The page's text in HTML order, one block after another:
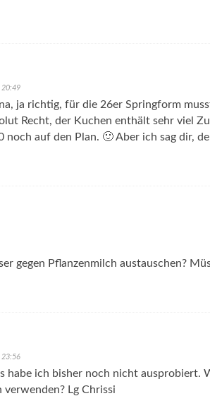
20:49
ja richtig, für die 26er Springform
Recht, der Kuchen enthält sehr viel
noch auf den Plan. 🙂 Aber ich sag dir,
gegen Pflanzenmilch austauschen?
23:56
habe ich bisher noch nicht ausprobiert.
verwenden? Lg Chrissi